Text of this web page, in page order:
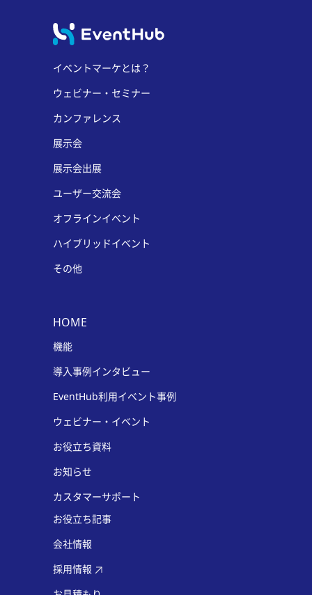
イベントマーケとは？
ウェビナー・セミナー
カンファレンス
展示会
展示会出展
ユーザー交流会
オフラインイベント
ハイブリッドイベント
その他
HOME
機能
導入事例インタビュー
EventHub利用イベント事例
ウェビナー・イベント
お役立ち資料
お知らせ
カスタマーサポート
お役立ち記事
会社情報
採用情報